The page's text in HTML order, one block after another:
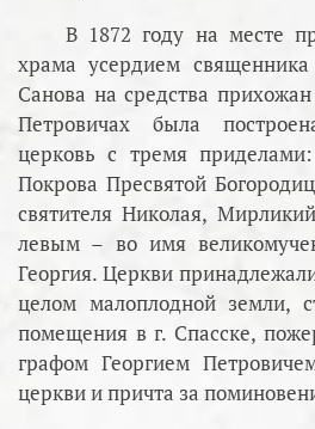
В 1872 году на месте
храма усердием
Санова на средства
Петровичах была
церковь с тремя
Покрова Пресвятой
святителя Николая,
левым – во имя
Георгия. Церкви
целом малоплодной земли,
помещения в г. Спасске,
графом Георгием
церкви и причта за